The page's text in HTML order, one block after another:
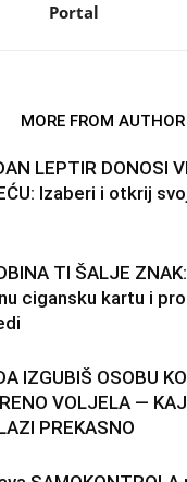
Portal
MORE FROM AUTHOR
LEPTIR DONOSI
Izaberi i otkrij
TI ŠALJE
cigansku kartu i
IZGUBIŠ OSOBU
VOLJELA —
PREKASNO